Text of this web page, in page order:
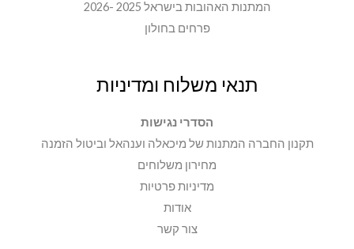
המתנות האהובות בישראל 2025 -2026
פרחים בחולון
תנאי משלוח ומדיניות
הסדרי נגישות
תקנון החברה המתנות של מיכאלה וענהאל וביטול הזמנה
מחירון משלוחים
מדיניות פרטיות
אודות
צור קשר